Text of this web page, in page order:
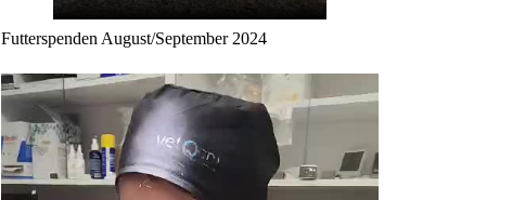
Futterspenden August/September 2024